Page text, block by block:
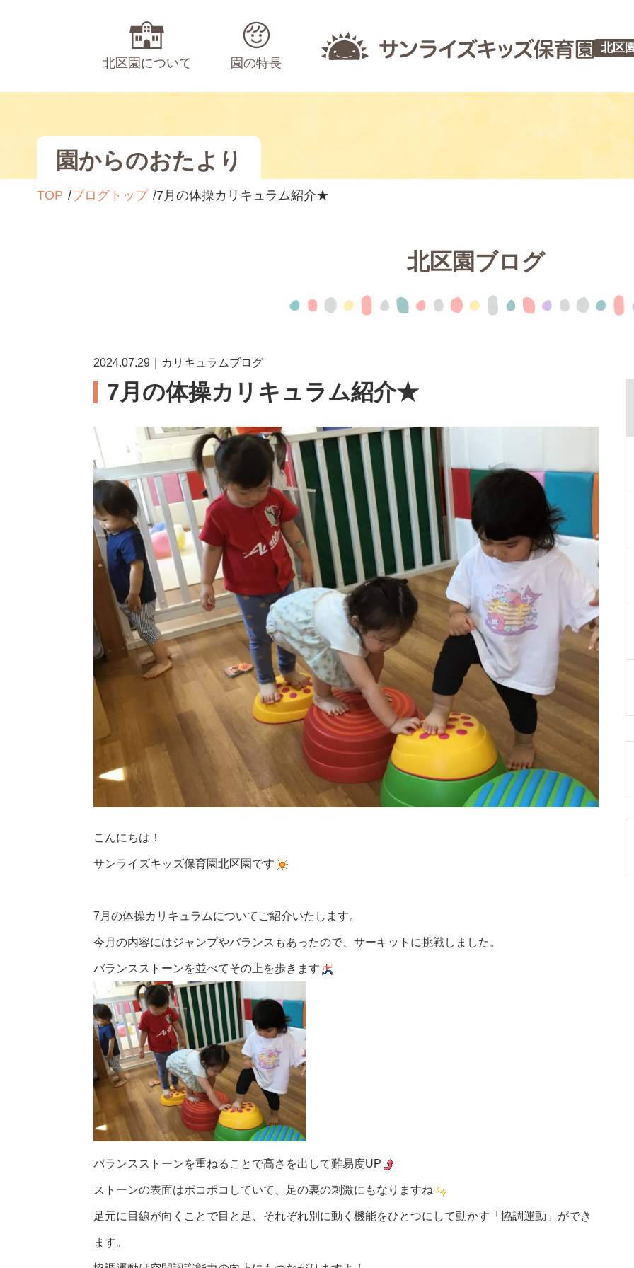
北区園について 園の特長
北区
園からのおたより
TOP ブログトップ 7月の体操カリキュラム紹介★
北区園ブログ
2024.07.29｜カリキュラムブログ
7月の体操カリキュラム紹介★
こんにちは！
サンライズキッズ保育園北区園です
7月の体操カリキュラムについてご紹介いたします。
今月の内容にはジャンプやバランスもあったので、サーキットに挑戦しました。
バランスストーンを並べてその上を歩きます
バランスストーンを重ねることで高さを出して難易度UP
ストーンの表面はポコポコしていて、足の裏の刺激にもなりますね
足元に目線が向くことで目と足、それぞれ別に動く機能をひとつにして動かす「協調運動」ができ
ます。